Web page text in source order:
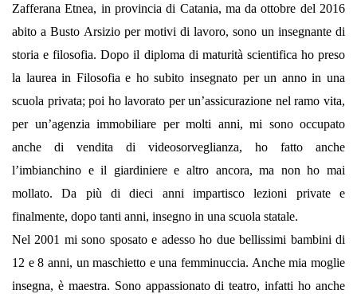
Zafferana Etnea, in provincia di Catania, ma da ottobre del 2016
abito a Busto Arsizio per motivi di lavoro, sono un insegnante di
storia e filosofia.Dopo il diploma di maturità scientifica ho preso
la laurea in Filosofia e ho subito insegnato per un anno in una
scuola privata; poi ho lavorato per un’assicurazione nel ramo vita,
per un’agenzia immobiliare per molti anni, mi sono occupato
anche di vendita di videosorveglianza, ho fatto anche
l’imbianchino e il giardiniere e altro ancora, ma non ho mai
mollato. Da più di dieci anni impartisco lezioni private e
finalmente, dopo tanti anni, insegno in una scuola statale.
Nel 2001 mi sono sposato e adesso ho due bellissimi bambini di
12 e 8 anni, un maschietto e una femminuccia. Anche mia moglie
insegna, è maestra. Sono appassionato di teatro, infatti ho anche